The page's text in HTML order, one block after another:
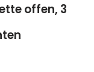
offen, 3